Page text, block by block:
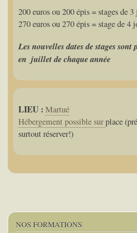
200 euros ou 200 épis = stages de 3
270 euros ou 270 épis = stage de 4
Les nouvelles dates de stages
en juillet de chaque année
LIEU : Martué
Hébergement possible surplace
surtout réserver!)
NOS FORMATIONS